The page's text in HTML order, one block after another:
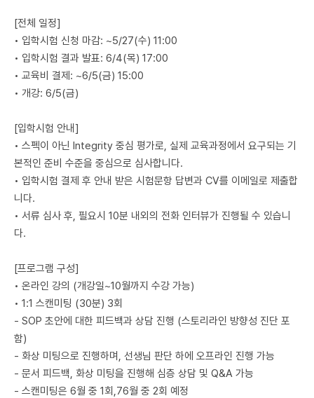
[전체 일정]
• 입학시험 신청 마감: ~5/27(수) 11:00
• 입학시험 결과 발표: 6/4(목) 17:00
• 교육비 결제: ~6/5(금) 15:00
• 개강: 6/5(금)
[입학시험 안내]
• 스펙이 아닌 Integrity 중심 평가로, 실제 교육과정에서 요구되는 기
본적인 준비 수준을 중심으로 심사합니다.
• 입학시험 결제 후 안내 받은 시험문항 답변과 CV를 이메일로 제출합
니다.
• 서류 심사 후, 필요시 10분 내외의 전화 인터뷰가 진행될 수 있습니
다.
[프로그램 구성]
• 온라인 강의 (개강일~10월까지 수강 가능)
• 1:1 스캔미팅 (30분) 3회
- SOP 초안에 대한 피드백과 상담 진행 (스토리라인 방향성 진단 포
함)
- 화상 미팅으로 진행하며, 선생님 판단 하에 오프라인 진행 가능
- 문서 피드백, 화상 미팅을 진행해 심층 상담 및 Q&A 가능
- 스캔미팅은 6월 중 1회,76월 중 2회 예정